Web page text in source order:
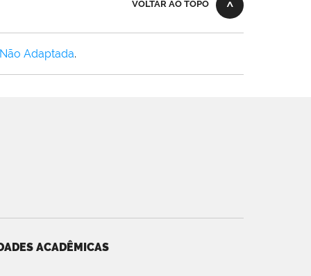
VOLTAR AO TOPO
Adaptada.
ACADÊMICAS